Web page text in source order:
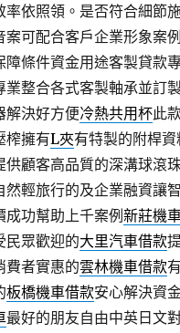
率依照領。是否符合細節
案可配合客戶企業形象案
障條件資金用途客製貸款
業整合各式客製軸承並訂
解決好方便冷熱共用杯此
榨擁有L夾有特製的附桿
供顧客高品質的深溝球滾
然輕旅行的及企業融資讓
功幫助上千案例 新莊機
民眾歡迎的大里汽車借款
費者實惠的雲林機車借款
板橋機車借款安心解決資
最好的朋友自由中英日文